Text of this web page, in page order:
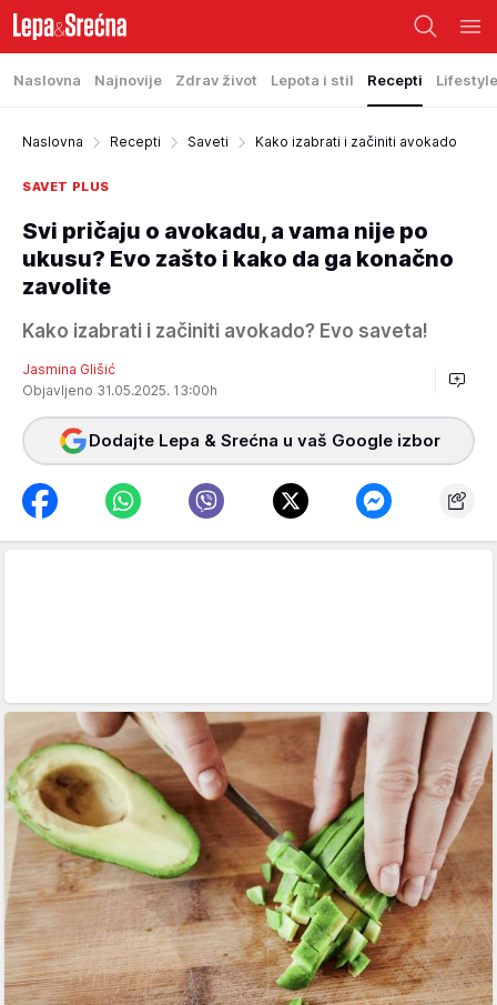
Naslovna Najnovije Zdrav život Lepota i stil Recepti Lifestyle
Naslovna Recepti Saveti Kako izabrati i začiniti avokado
SAVET PLUS
Svi pričaju o avokadu, a vama nije po
ukusu? Evo zašto i kako da ga konačno
zavolite
Kako izabrati i začiniti avokado? Evo saveta!
Jasmina Glišić
Objavljeno 31.05.2025. 13:00h
Dodajte Lepa & Srećna u vaš Google izbor